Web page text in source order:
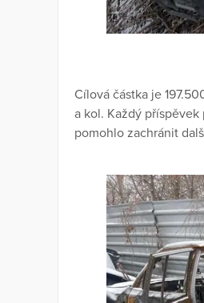
Cílová částka je
a kol. Každý
pomohlo zachránit